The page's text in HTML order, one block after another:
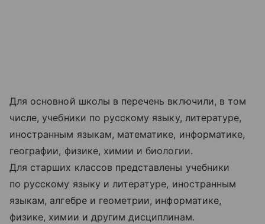
Для основной школы в перечень включили, в том
числе, учебники по русскому языку, литературе,
иностранным языкам, математике, информатике,
географии, физике, химии и биологии.
Для старших классов представлены учебники
по русскому языку и литературе, иностранным
языкам, алгебре и геометрии, информатике,
физике, химии и другим дисциплинам.